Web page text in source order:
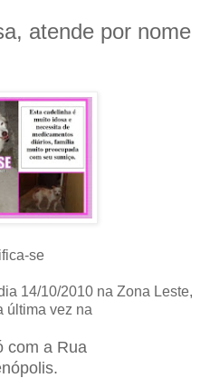
atende por nome
se
14/10/2010 na Zona Leste,
última vez na
com a Rua